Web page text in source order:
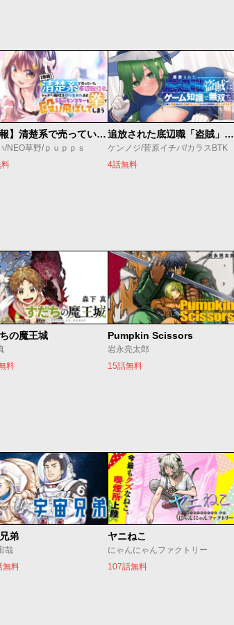
【悲報】清楚系で売っていた底辺配信者、うっかり配信を切り忘れたままSS級モンスターを拳で殴り飛ばしてしまう
/NEO草野/ｐｕｐｐｓ
追放された底辺職「盗賊」はゲーム知識で無双する。一緒に召喚された先生も外れジョブだったけど効率的に成り上がります
ケンノジ/菅原イチバ/カラスBTK
4話無料
の魔王城
料
Pumpkin Scissors
岩永亮太郎
15話無料
弟
哉
無料
ヤニねこ
にゃんにゃんファクトリー
107話無料